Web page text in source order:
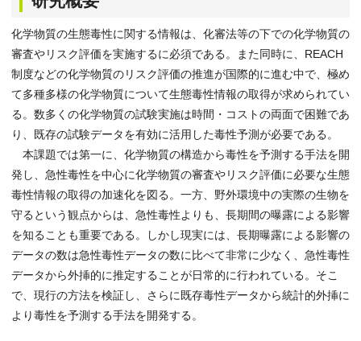
化学物質の生態毒性に関する情報は、化審法等の下での化学物質の
審査やリスク評価を実施するに必須である。また同時に、REACH
制度などの化学物質のリスク評価の推進が国際的に進む中で、極め
て多種多様の化学物質について生態毒性情報の取得が求められてい
る。数多くの化学物質の試験実施は時間・コストの両面で困難であ
り、既存の試験データを有効に活用した毒性予測が必要である。
本課題では第一に、化学物質の構造から毒性を予測する手法を開
発し、急性毒性を中心に化学物質の審査やリスク評価に必要な生態
毒性情報の取得の加速化を図る。一方、野外環境中の実際の生物を
守るという観点からは、急性毒性よりも、長期間の曝露による影響
を知ることも重要である。しかし現実には、長期曝露による影響の
データの数は急性毒性データの数に比べて非常に少なく、急性毒性
データから外挿的に推定することが日常的に行われている。そこ
で、現行の方法を検証し、さらに既存毒性データから統計的外挿に
より毒性を予測する手法を開発する。